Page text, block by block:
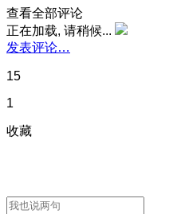
查看全部评论
正在加载, 请稍候...
发表评论…
15
1
收藏